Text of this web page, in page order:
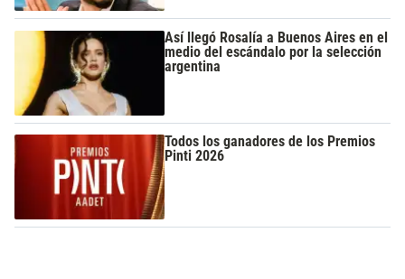
Así llegó Rosalía a Buenos Aires en el
medio del escándalo por la selección
argentina
Todos los ganadores de los Premios
Pinti 2026